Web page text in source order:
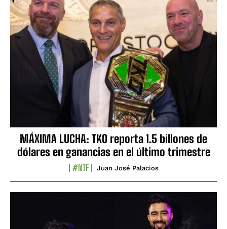
MÁXIMA LUCHA: TKO reporta 1.5 billones de
dólares en ganancias en el último trimestre
#NTF Juan José Palacios